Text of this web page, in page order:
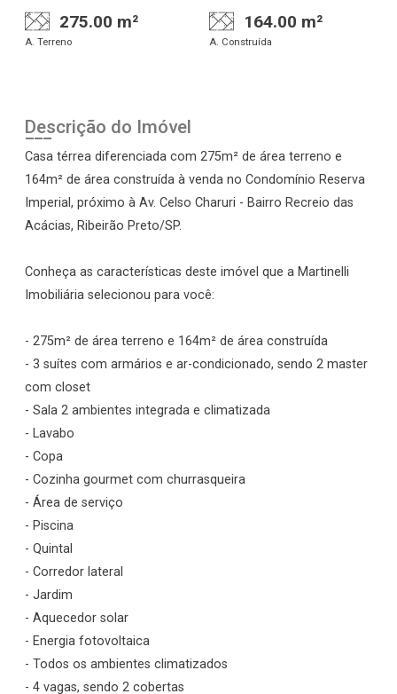
275.00 m²
A. Terreno
164.00 m²
A. Construída
Descrição do Imóvel
Casa térrea diferenciada com 275m² de área terreno e
164m² de área construída à venda no Condomínio Reserva
Imperial, próximo à Av. Celso Charuri - Bairro Recreio das
Acácias, Ribeirão Preto/SP.
Conheça as características deste imóvel que a Martinelli
Imobiliária selecionou para você:
- 275m² de área terreno e 164m² de área construída
- 3 suítes com armários e ar-condicionado, sendo 2 master
com closet
- Sala 2 ambientes integrada e climatizada
- Lavabo
- Copa
- Cozinha gourmet com churrasqueira
- Área de serviço
- Piscina
- Quintal
- Corredor lateral
- Jardim
- Aquecedor solar
- Energia fotovoltaica
- Todos os ambientes climatizados
- 4 vagas, sendo 2 cobertas